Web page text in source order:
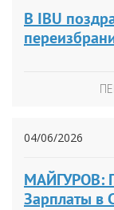
В IBU
04/06/2026
МАЙГУРОВ:
Зарплаты в